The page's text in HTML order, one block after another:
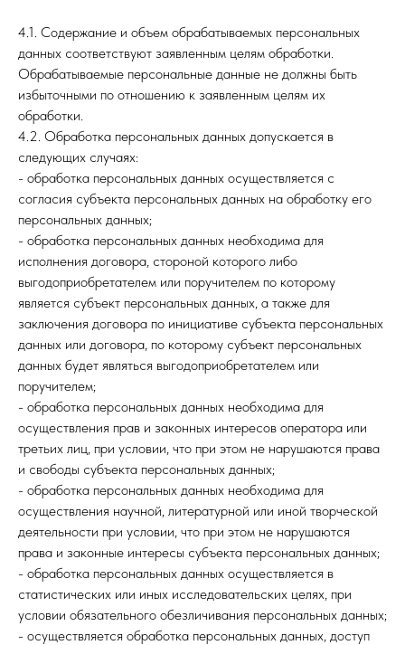
4.1. Содержание и объем обрабатываемых персональных
данных соответствуют заявленным целям обработки.
Обрабатываемые персональные данные не должны быть
избыточными по отношению к заявленным целям их
обработки.
4.2. Обработка персональных данных допускается в
следующих случаях:
- обработка персональных данных осуществляется с
согласия субъекта персональных данных на обработку его
персональных данных;
- обработка персональных данных необходима для
исполнения договора, стороной которого либо
выгодоприобретателем или поручителем по которому
является субъект персональных данных, а также для
заключения договора по инициативе субъекта персональных
данных или договора, по которому субъект персональных
данных будет являться выгодоприобретателем или
поручителем;
- обработка персональных данных необходима для
осуществления прав и законных интересов оператора или
третьих лиц, при условии, что при этом не нарушаются права
и свободы субъекта персональных данных;
- обработка персональных данных необходима для
осуществления научной, литературной или иной творческой
деятельности при условии, что при этом не нарушаются
права и законные интересы субъекта персональных данных;
- обработка персональных данных осуществляется в
статистических или иных исследовательских целях, при
условии обязательного обезличивания персональных данных;
- осуществляется обработка персональных данных, доступ